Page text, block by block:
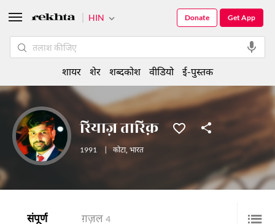
रियाज़ तारिक़
1991 कोटा, भारत
संपूर्ण ग़ज़ल 4
HIN Get App
Donate
शायर शेर शब्दकोश वीडियो ई-पुस्तक